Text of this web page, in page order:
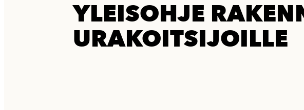
YLEISOHJE
URAKOITSIJOILLE